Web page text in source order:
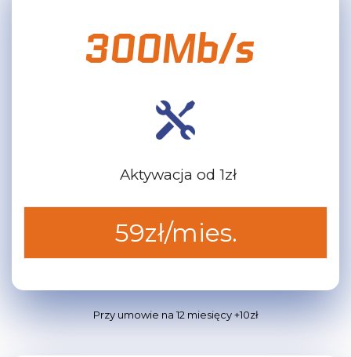
300Mb/s
Aktywacja od 1zł
59zł/mies.
Przy umowie na 12 miesięcy +10zł